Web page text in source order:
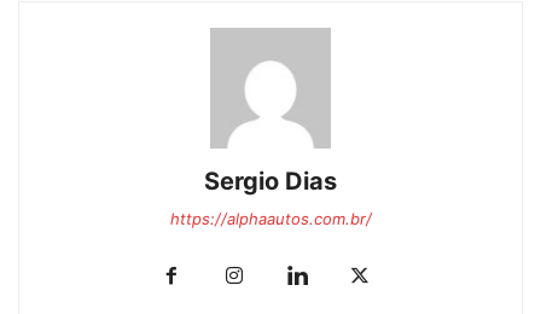
Sergio Dias
https://alphaautos.com.br/